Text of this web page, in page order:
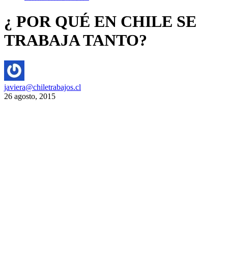
¿ POR QUÉ EN CHILE SE
TRABAJA TANTO?
javiera@chiletrabajos.cl
26 agosto, 2015